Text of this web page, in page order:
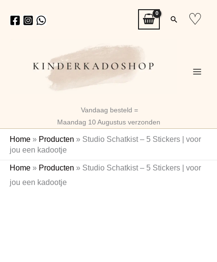
naar
Zoeken
♡
Vandaag besteld =
Maandag 10 Augustus verzonden
Home » Producten » Studio Schatkist – 5 Stickers | voor
jou een kadootje
Home » Producten » Studio Schatkist – 5 Stickers | voor
jou een kadootje
Studio
-